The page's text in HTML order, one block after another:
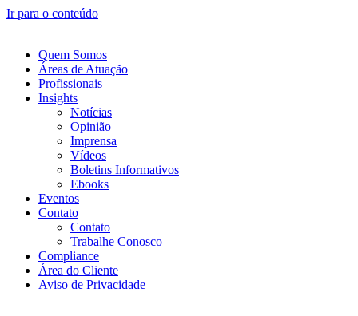
Ir para o conteúdo
Quem Somos
Áreas de Atuação
Profissionais
Insights
Notícias
Opinião
Imprensa
Vídeos
Boletins Informativos
Ebooks
Eventos
Contato
Contato
Trabalhe Conosco
Compliance
Área do Cliente
Aviso de Privacidade